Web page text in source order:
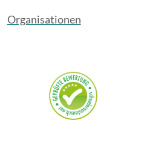
Organisationen